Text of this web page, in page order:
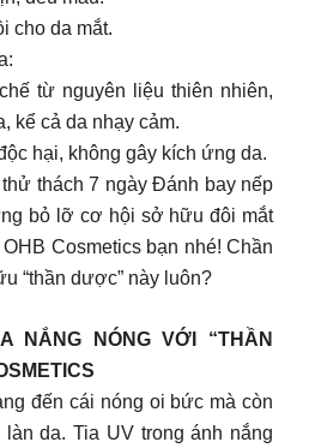
cho da mắt.
từ nguyên liệu thiên nhiên,
kể cả da nhạy cảm.
hại, không gây kích ứng da.
thách 7 ngày Đánh bay nếp
bỏ lỡ cơ hội sở hữu đôi mắt
Cosmetics bạn nhé! Chần
“thần dược” này luôn?
NẮNG NÓNG VỚI “THẦN
đến cái nóng oi bức mà còn
làn da. Tia UV trong ánh nắng